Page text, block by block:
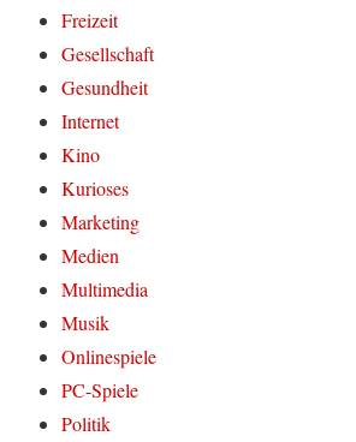
Freizeit
Gesellschaft
Gesundheit
Internet
Kino
Kurioses
Marketing
Medien
Multimedia
Musik
Onlinespiele
PC-Spiele
Politik